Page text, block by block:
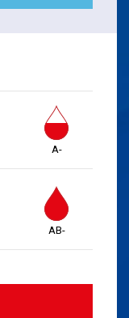
A-
AB-